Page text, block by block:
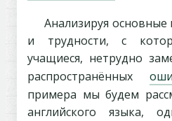
Анализируя
и трудности, с
учащиеся, нетрудно
распространённых
примера мы будем
английского языка,